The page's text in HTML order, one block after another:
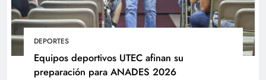
DEPORTES
Equipos deportivos UTEC afinan su
preparación para ANADES 2026